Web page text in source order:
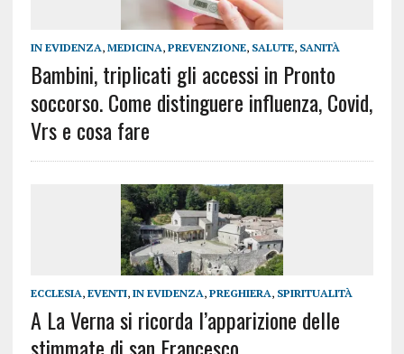
IN EVIDENZA, MEDICINA, PREVENZIONE, SALUTE, SANITÀ
Bambini, triplicati gli accessi in Pronto
soccorso. Come distinguere influenza, Covid,
Vrs e cosa fare
ECCLESIA, EVENTI, IN EVIDENZA, PREGHIERA, SPIRITUALITÀ
A La Verna si ricorda l’apparizione delle
stimmate di san Francesco